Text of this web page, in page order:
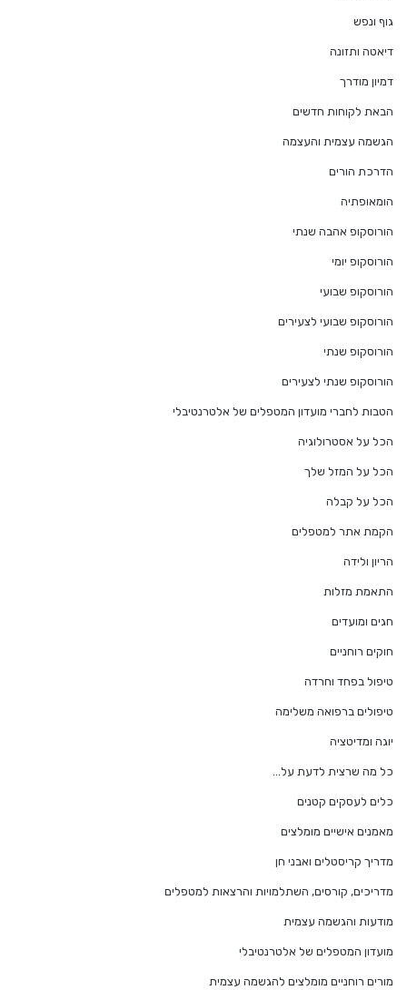
גוף ונפש
דיאטה ותזונה
דמיון מודרך
הבאת לקוחות חדשים
הגשמה עצמית והעצמה
הדרכת הורים
הומאופתיה
הורוסקופ אהבה שנתי
הורוסקופ יומי
הורוסקופ שבועי
הורוסקופ שבועי לצעירים
הורוסקופ שנתי
הורוסקופ שנתי לצעירים
הטבות לחברי מועדון המטפלים של אלטרנטיבלי
הכל על אסטרולוגיה
הכל על המזל שלך
הכל על קבלה
הקמת אתר למטפלים
הריון ולידה
התאמת מזלות
חגים ומועדים
חוקים רוחניים
טיפול בפחד וחרדה
טיפולים ברפואה משלימה
יוגה ומדיטציה
כל מה שרצית לדעת על…
כלים לעסקים קטנים
מאמנים אישיים מומלצים
מדריך קריסטלים ואבני חן
מדריכים, קורסים, השתלמויות והרצאות למטפלים
מודעות והגשמה עצמית
מועדון המטפלים של אלטרנטיבלי
מורים רוחניים מומלצים להגשמה עצמית